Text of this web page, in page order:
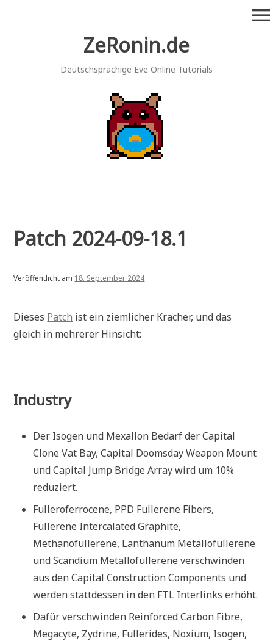
ZeRonin.de
Deutschsprachige Eve Online Tutorials
menu
Patch 2024-09-18.1
Veröffentlicht am 18. September 2024
Dieses Patch ist ein ziemlicher Kracher, und das
gleich in mehrerer Hinsicht:
Industry
Der Isogen und Mexallon Bedarf der Capital
Clone Vat Bay, Capital Doomsday Weapon Mount
und Capital Jump Bridge Array wird um 10%
reduziert.
Fulleroferrocene, PPD Fullerene Fibers,
Fullerene Intercalated Graphite,
Methanofullerene, Lanthanum Metallofullerene
und Scandium Metallofullerene verschwinden
aus den Capital Construction Components und
werden stattdessen in den FTL Interlinks erhöht.
Dafür verschwinden Reinforced Carbon Fibre,
Megacyte, Zydrine, Fullerides, Noxium, Isogen,